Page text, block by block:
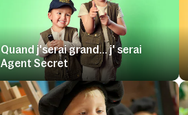
Quand j'serai grand... j' serai
Agent Secret